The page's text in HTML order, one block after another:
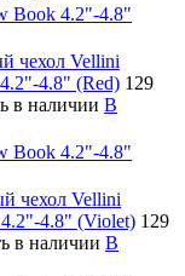
Book 4.2"-4.8"
чехол Vellini
4.8" (Red) 129
в наличии В
Book 4.2"-4.8"
чехол Vellini
4.8" (Violet) 129
в наличии В